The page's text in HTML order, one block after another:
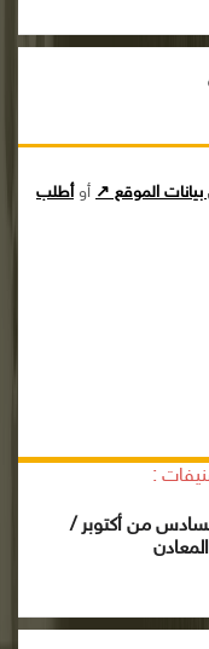
الموقع ↗ أوأطلب
:
من أكتوبر /